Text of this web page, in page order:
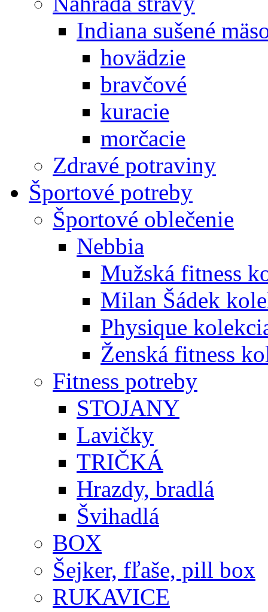
Indiana sušené
hovädzie
bravčové
kuracie
morčacie
Zdravé potraviny
Športové potreby
Športové oblečenie
Nebbia
Mužská fitness
Milan Šádek
Physique
Ženská fitness
Fitness potreby
STOJANY
Lavičky
TRIČKÁ
Hrazdy, bradlá
Švihadlá
BOX
Šejker, fľaše, pill box
RUKAVICE